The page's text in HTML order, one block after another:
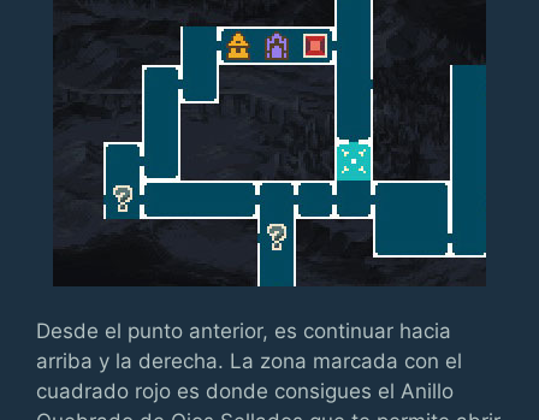
Desde el punto anterior, es continuar hacia
arriba y la derecha. La zona marcada con el
cuadrado rojo es donde consigues el Anillo